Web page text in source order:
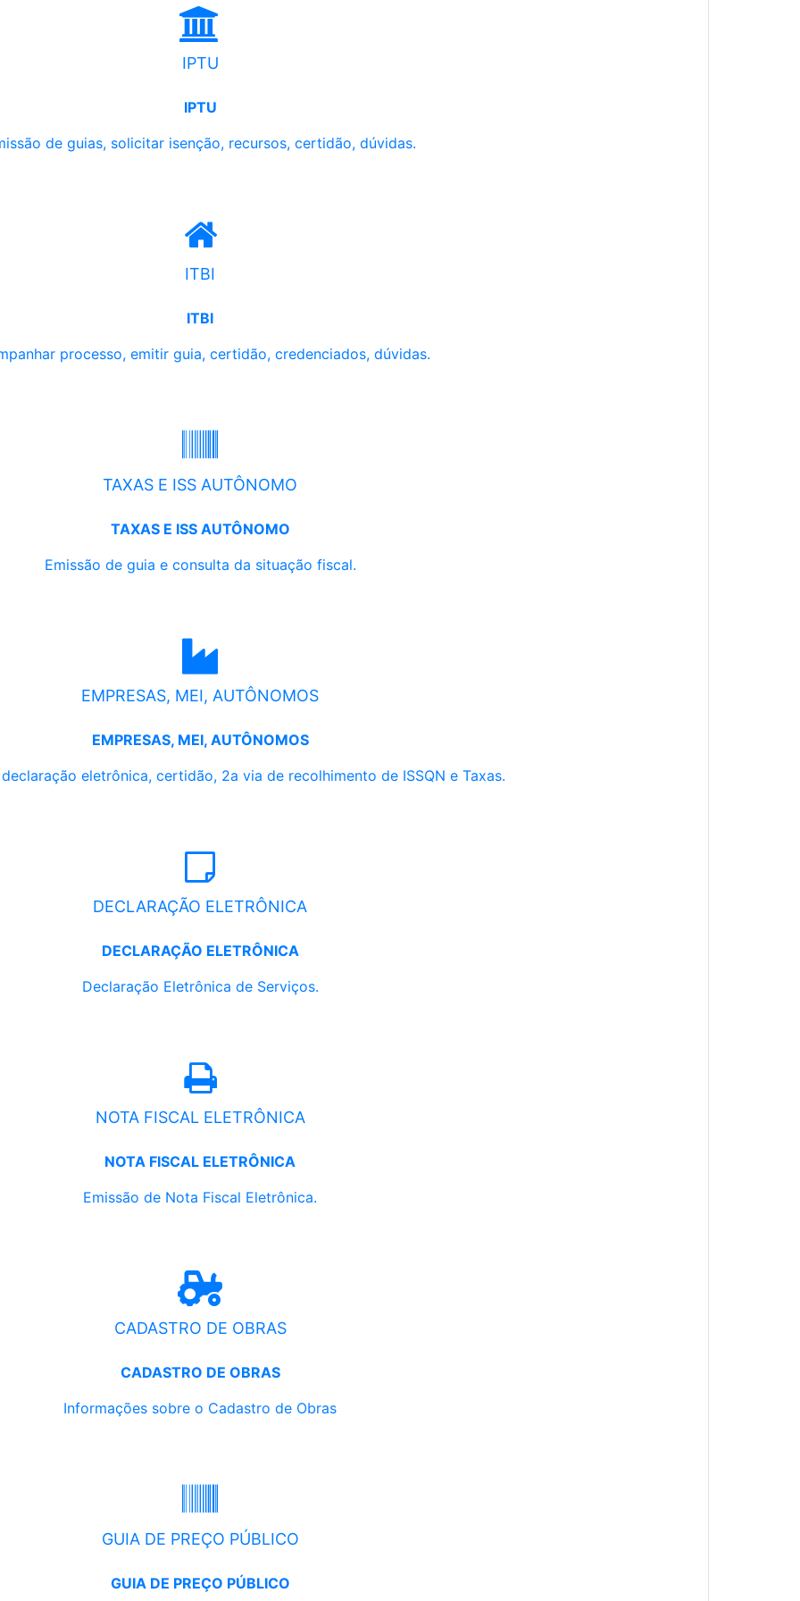
IPTU
IPTU
de guias, solicitar isenção, recursos, certidão, dúvidas.
ITBI
ITBI
processo, emitir guia, certidão, credenciados, dúvidas.
TAXAS E ISS AUTÔNOMO
TAXAS E ISS AUTÔNOMO
Emissão de guia e consulta da situação fiscal.
EMPRESAS, MEI, AUTÔNOMOS
EMPRESAS, MEI, AUTÔNOMOS
eletrônica, certidão, 2a via de recolhimento de ISSQN e Taxas.
DECLARAÇÃO ELETRÔNICA
DECLARAÇÃO ELETRÔNICA
Declaração Eletrônica de Serviços.
NOTA FISCAL ELETRÔNICA
NOTA FISCAL ELETRÔNICA
Emissão de Nota Fiscal Eletrônica.
CADASTRO DE OBRAS
CADASTRO DE OBRAS
Informações sobre o Cadastro de Obras
GUIA DE PREÇO PÚBLICO
GUIA DE PREÇO PÚBLICO